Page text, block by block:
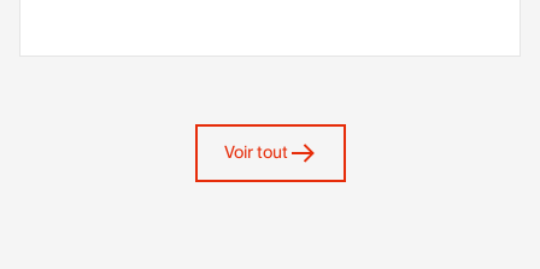
Voir tout